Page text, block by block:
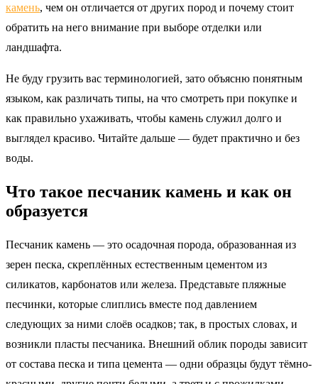
камень, чем он отличается от других пород и почему стоит
обратить на него внимание при выборе отделки или
ландшафта.
Не буду грузить вас терминологией, зато объясню понятным
языком, как различать типы, на что смотреть при покупке и
как правильно ухаживать, чтобы камень служил долго и
выглядел красиво. Читайте дальше — будет практично и без
воды.
Что такое песчаник камень и как он
образуется
Песчаник камень — это осадочная порода, образованная из
зерен песка, скреплённых естественным цементом из
силикатов, карбонатов или железа. Представьте пляжные
песчинки, которые слиплись вместе под давлением
следующих за ними слоёв осадков; так, в простых словах, и
возникли пласты песчаника. Внешний облик породы зависит
от состава песка и типа цемента — одни образцы будут тёмно-